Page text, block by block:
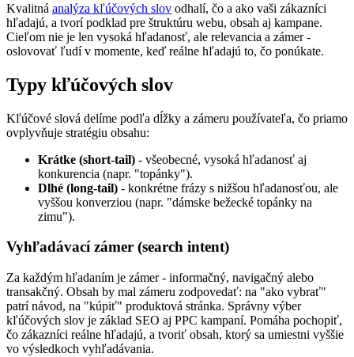
Kvalitná analýza kľúčových slov odhalí, čo a ako vaši zákazníci
hľadajú, a tvorí podklad pre štruktúru webu, obsah aj kampane.
Cieľom nie je len vysoká hľadanosť, ale relevancia a zámer -
oslovovať ľudí v momente, keď reálne hľadajú to, čo ponúkate.
Typy kľúčových slov
Kľúčové slová delíme podľa dĺžky a zámeru používateľa, čo priamo
ovplyvňuje stratégiu obsahu:
Krátke (short-tail) - všeobecné, vysoká hľadanosť aj
konkurencia (napr. "topánky").
Dlhé (long-tail) - konkrétne frázy s nižšou hľadanosťou, ale
vyššou konverziou (napr. "dámske bežecké topánky na
zimu").
Vyhľadávací zámer (search intent)
Za každým hľadaním je zámer - informačný, navigačný alebo
transakčný. Obsah by mal zámeru zodpovedať: na "ako vybrať"
patrí návod, na "kúpiť" produktová stránka. Správny výber
kľúčových slov je základ SEO aj PPC kampaní. Pomáha pochopiť,
čo zákazníci reálne hľadajú, a tvoriť obsah, ktorý sa umiestni vyššie
vo výsledkoch vyhľadávania.